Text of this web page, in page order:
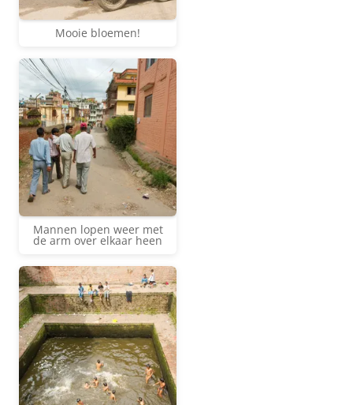
Mooie bloemen!
Mannen lopen weer met
de arm over elkaar heen